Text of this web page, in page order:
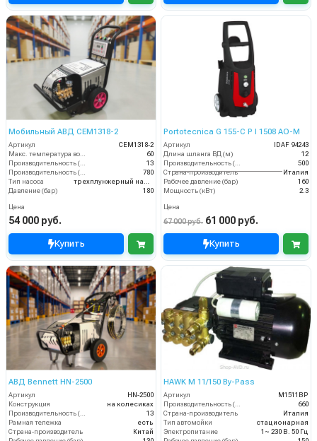
Мобильный АВД CEM1318-2
Артикул
CEM1318-2
Макс. температура воды (°C)
60
Производительность (л/мин)
13
Производительность (л/ч)
780
Тип насоса
трехплунжерный насос с цельнокерамическими плунжерами
Давление (бар)
180
Цена
54 000 руб.
Купить
Portotecnica G 155-C P I 1508 AO-M
Артикул
IDAF 94243
Длина шланга ВД (м)
12
Производительность (л/ч)
500
Страна-производитель
Италия
Рабочее давление (бар)
160
Мощность (кВт)
2.3
Цена
67 000 руб. 61 000 руб.
Купить
АВД Bennett HN-2500
Артикул
HN-2500
Конструкция
на колесиках
13
Рамная тележка
есть
Страна-производитель
Китай
HAWK M 11/150 By-Pass
Артикул
M1511BP
660
Страна-производитель
Италия
Тип автомойки
стационарная
Электропитание
1~ 230 В. 50 Гц